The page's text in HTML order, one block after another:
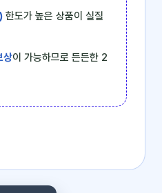
한도가 높은 상품이 실질
상이 가능하므로 든든한 2